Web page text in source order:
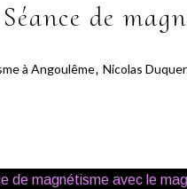
Séance de
à Angoulême, Nicolas